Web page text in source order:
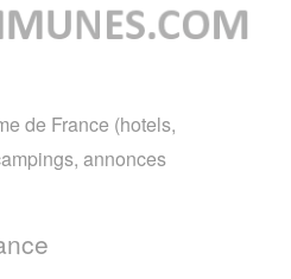
de France (hotels,
annonces